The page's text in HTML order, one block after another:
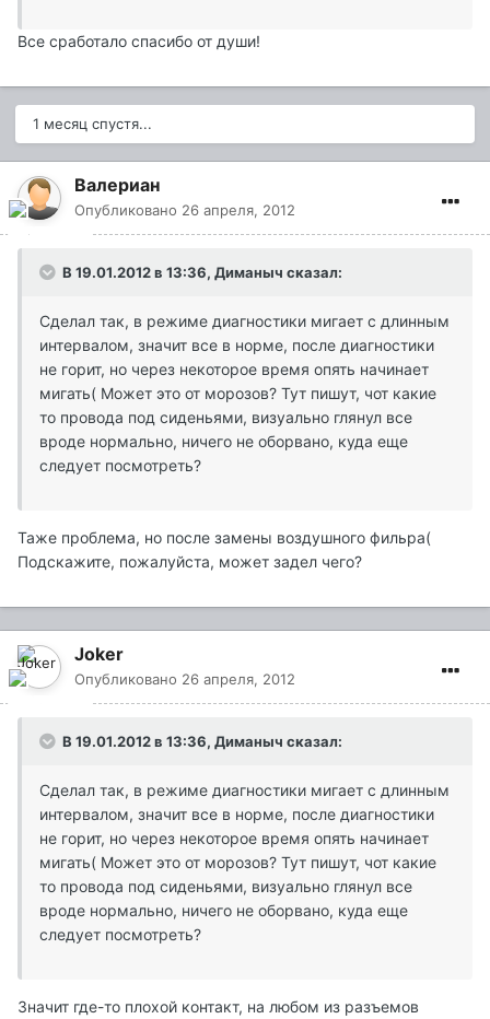
Все сработало спасибо от души!
1 месяц спустя...
Валериан
Опубликовано 26 апреля, 2012
В 19.01.2012 в 13:36, Диманыч сказал:
Сделал так, в режиме диагностики мигает с длинным
интервалом, значит все в норме, после диагностики
не горит, но через некоторое время опять начинает
мигать( Может это от морозов? Тут пишут, чот какие
то провода под сиденьями, визуально глянул все
вроде нормально, ничего не оборвано, куда еще
следует посмотреть?
Таже проблема, но после замены воздушного фильра(
Подскажите, пожалуйста, может задел чего?
Joker
Опубликовано 26 апреля, 2012
В 19.01.2012 в 13:36, Диманыч сказал:
Сделал так, в режиме диагностики мигает с длинным
интервалом, значит все в норме, после диагностики
не горит, но через некоторое время опять начинает
мигать( Может это от морозов? Тут пишут, чот какие
то провода под сиденьями, визуально глянул все
вроде нормально, ничего не оборвано, куда еще
следует посмотреть?
Значит где-то плохой контакт, на любом из разъемов